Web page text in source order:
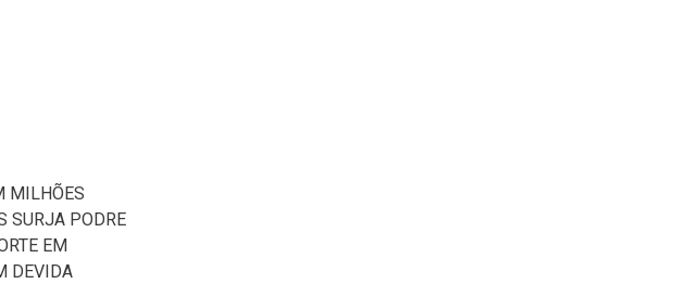
MILHÕES
SURJA PODRE
EM
DEVIDA